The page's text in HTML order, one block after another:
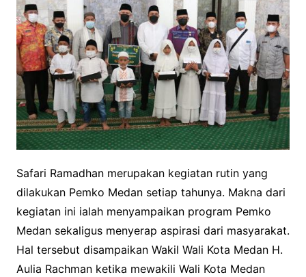
Safari Ramadhan merupakan kegiatan rutin yang
dilakukan Pemko Medan setiap tahunya. Makna dari
kegiatan ini ialah menyampaikan program Pemko
Medan sekaligus menyerap aspirasi dari masyarakat.
Hal tersebut disampaikan Wakil Wali Kota Medan H.
Aulia Rachman ketika mewakili Wali Kota Medan